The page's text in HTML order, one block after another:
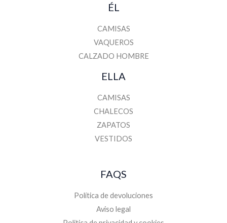
ÉL
CAMISAS
VAQUEROS
CALZADO HOMBRE
ELLA
CAMISAS
CHALECOS
ZAPATOS
VESTIDOS
FAQS
Política de devoluciones
Aviso legal